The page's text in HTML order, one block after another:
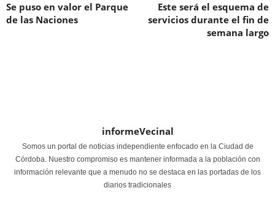
Se puso en valor el Parque
de las Naciones
Este será el esquema de
servicios durante el fin de
semana largo
informeVecinal
Somos un portal de noticias independiente enfocado en la Ciudad de
Córdoba. Nuestro compromiso es mantener informada a la población con
información relevante que a menudo no se destaca en las portadas de los
diarios tradicionales